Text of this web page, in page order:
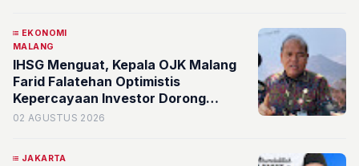
EKONOMI
MALANG
IHSG Menguat, Kepala OJK Malang
Farid Falatehan Optimistis
Kepercayaan Investor Dorong
Pertumbuhan Ekonomi di Malang
02 AGUSTUS 2026
JAKARTA